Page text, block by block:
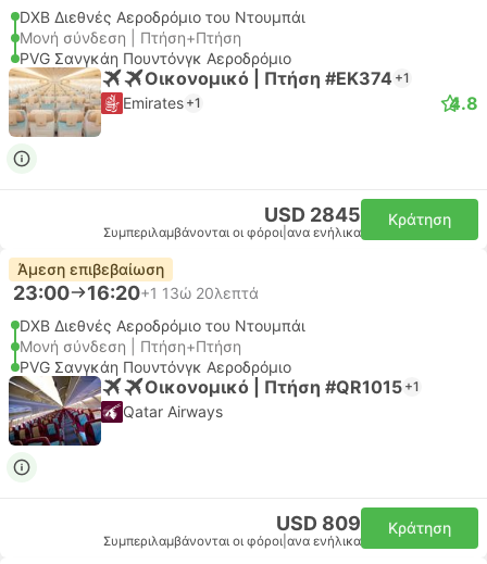
DXB Διεθνές Αεροδρόμιο του Ντουμπάι
Μονή σύνδεση | Πτήση+Πτήση
PVG Σανγκάη Πουντόνγκ Αεροδρόμιο
Οικονομικό | Πτήση #EK374 +1
Emirates +1 4.8
USD 2845
Συμπεριλαμβάνονται οι φόροι ανα ενήλικα
Κράτηση
Άμεση επιβεβαίωση
23:00 16:20+1 13ώ 20λεπτά
DXB Διεθνές Αεροδρόμιο του Ντουμπάι
Μονή σύνδεση | Πτήση+Πτήση
PVG Σανγκάη Πουντόνγκ Αεροδρόμιο
Οικονομικό | Πτήση #QR1015 +1
Qatar Airways
USD 809
Συμπεριλαμβάνονται οι φόροι ανα ενήλικα
Κράτηση